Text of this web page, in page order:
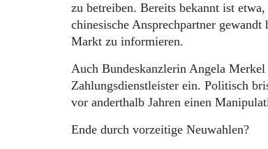
zu betreiben. Bereits bekannt ist
chinesische Ansprechpartner
Markt zu informieren.
Auch Bundeskanzlerin Angela
Zahlungsdienstleister ein. Politisch
vor anderthalb Jahren einen
Ende durch vorzeitige Neuwahlen?